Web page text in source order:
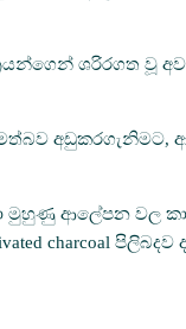
ශරිරගත වූ
අඩුකරගැනිමට,
මුහුණු ආලේපන වල
charcoal